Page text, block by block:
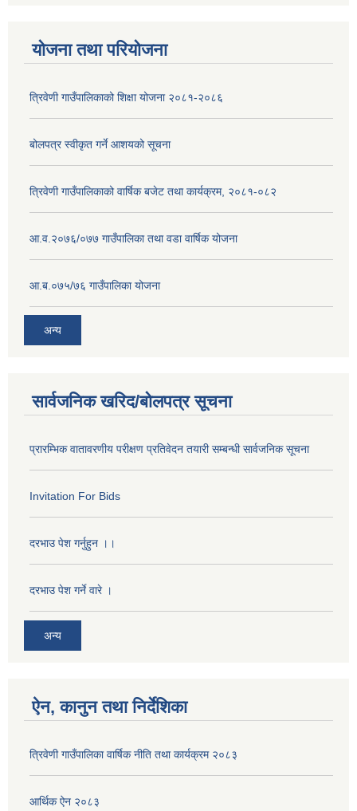
योजना तथा परियोजना
त्रिवेणी गाउँपालिकाको शिक्षा योजना २०८१-२०८६
बोलपत्र स्वीकृत गर्ने आशयको सूचना
त्रिवेणी गाउँपालिकाको वार्षिक बजेट तथा कार्यक्रम, २०८१-०८२
आ.व.२०७६/०७७ गाउँपालिका तथा वडा वार्षिक योजना
आ.ब.०७५/७६ गाउँपालिका योजना
अन्य
सार्वजनिक खरिद/बोलपत्र सूचना
प्रारम्भिक वातावरणीय परीक्षण प्रतिवेदन तयारी सम्बन्धी सार्वजनिक सूचना
Invitation For Bids
दरभाउ पेश गर्नुहुन ।।
दरभाउ पेश गर्ने वारे ।
अन्य
ऐन, कानुन तथा निर्देशिका
त्रिवेणी गाउँपालिका वार्षिक नीति तथा कार्यक्रम २०८३
आर्थिक ऐन २०८३